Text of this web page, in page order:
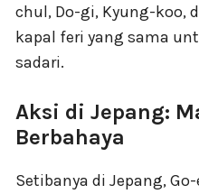
chul, Do-gi, Kyung-koo,
kapal feri yang sama
sadari.
Aksi di Jepang:
Berbahaya
Setibanya di Jepang,